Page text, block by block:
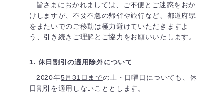
皆さまにおかれましては、ご不便とご迷惑をおか
けしますが、不要不急の帰省や旅行など、都道府県
をまたいでのご移動は極力避けていただきますよ
う、引き続きご理解とご協力をお願いいたします。
1. 休日割引の適用除外について
2020年5月31日までの土・日曜日についても、休
日割引を適用しないこととします。